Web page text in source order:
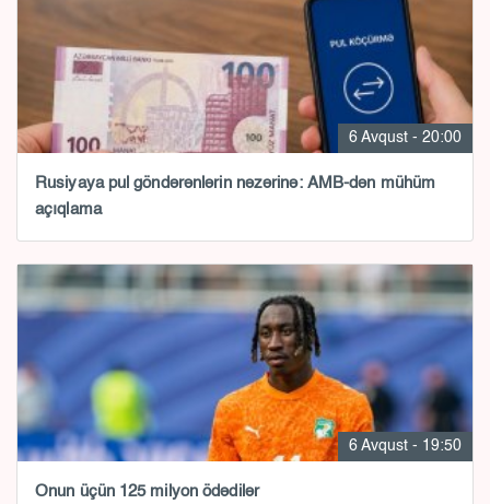
6 Avqust - 20:00
Rusiyaya pul göndərənlərin nəzərinə: AMB-dən mühüm
açıqlama
6 Avqust - 19:50
Onun üçün 125 milyon ödədilər